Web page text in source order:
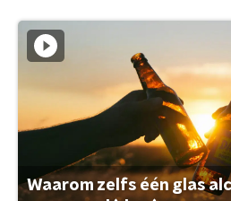
Waarom zelfs één glas